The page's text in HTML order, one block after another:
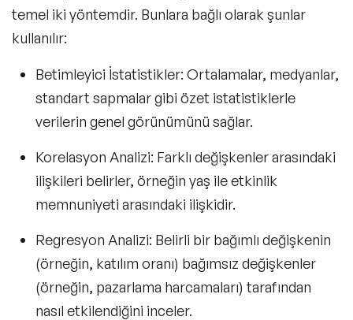
temel iki yöntemdir. Bunlara bağlı olarak şunlar
kullanılır:
Betimleyici İstatistikler: Ortalamalar, medyanlar,
standart sapmalar gibi özet istatistiklerle
verilerin genel görünümünü sağlar.
Korelasyon Analizi: Farklı değişkenler arasındaki
ilişkileri belirler, örneğin yaş ile etkinlik
memnuniyeti arasındaki ilişkidir.
Regresyon Analizi: Belirli bir bağımlı değişkenin
(örneğin, katılım oranı) bağımsız değişkenler
(örneğin, pazarlama harcamaları) tarafından
nasıl etkilendiğini inceler.